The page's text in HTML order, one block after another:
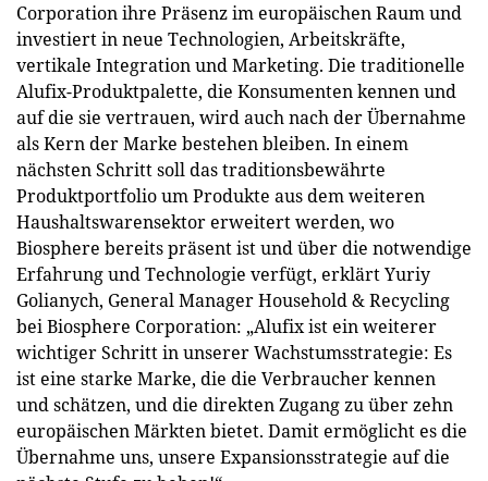
Corporation ihre Präsenz im europäischen Raum und
investiert in neue Technologien, Arbeitskräfte,
vertikale Integration und Marketing. Die traditionelle
Alufix-Produktpalette, die Konsumenten kennen und
auf die sie vertrauen, wird auch nach der Übernahme
als Kern der Marke bestehen bleiben. In einem
nächsten Schritt soll das traditionsbewährte
Produktportfolio um Produkte aus dem weiteren
Haushaltswarensektor erweitert werden, wo
Biosphere bereits präsent ist und über die notwendige
Erfahrung und Technologie verfügt, erklärt Yuriy
Golianych, General Manager Household & Recycling
bei Biosphere Corporation: „Alufix ist ein weiterer
wichtiger Schritt in unserer Wachstumsstrategie: Es
ist eine starke Marke, die die Verbraucher kennen
und schätzen, und die direkten Zugang zu über zehn
europäischen Märkten bietet. Damit ermöglicht es die
Übernahme uns, unsere Expansionsstrategie auf die